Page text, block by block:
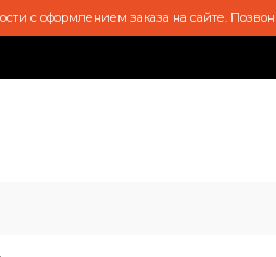
с оформлением заказа на сайте.